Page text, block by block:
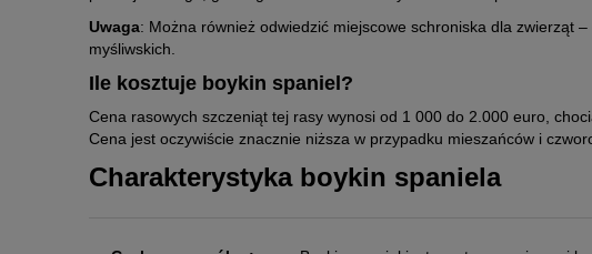
Uwaga: Można również odwiedzić miejscowe schroniska dla zwierząt
myśliwskich.
Ile kosztuje boykin spaniel?
Cena rasowych szczeniąt tej rasy wynosi od 1 000 do 2.000 euro,
Cena jest oczywiście znacznie niższa w przypadku mieszańców i
Charakterystyka boykin spaniela